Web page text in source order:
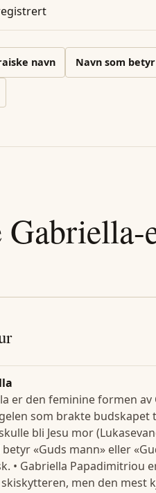
navn Navn som
Gabriella-
er den feminine formen
som brakte budskapet
bli Jesu mor
«Guds mann» eller
• Gabriella Papadimitriou
men den mest